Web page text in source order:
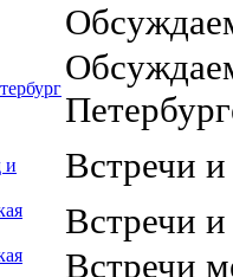
и
Встречи
Встречи
Встречи